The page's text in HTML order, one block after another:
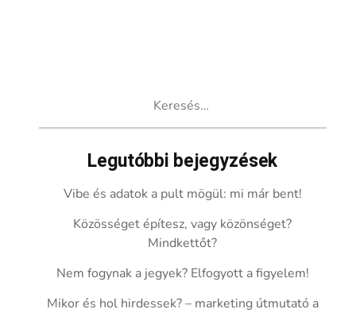
Legutóbbi bejegyzések
Vibe és adatok a pult mögül: mi már bent!
Közösséget építesz, vagy közönséget?
Mindkettőt?
Nem fogynak a jegyek? Elfogyott a figyelem!
Mikor és hol hirdessek? – marketing útmutató a